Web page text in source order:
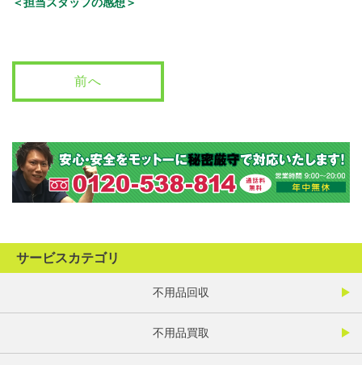
＜担当スタッフの感想＞
前へ
サービスカテゴリ
不用品回収
不用品買取